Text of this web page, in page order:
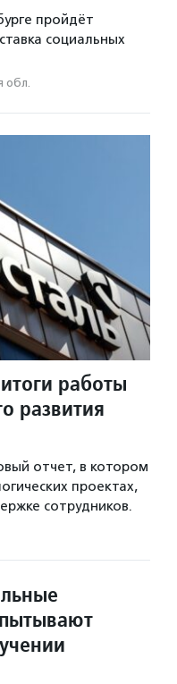
пройдёт
социальных
обл.
работы
развития
отчет, в котором
проектах,
сотрудников.